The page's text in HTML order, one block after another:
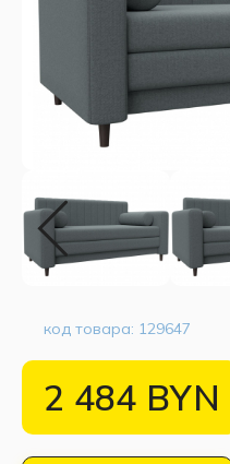
код товара: 129647
2 484 BYN